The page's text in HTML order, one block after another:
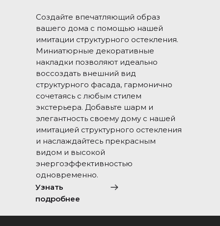
Создайте впечатляющий образ
вашего дома с помощью нашей
имитации структурного остекления.
Миниатюрные декоративные
накладки позволяют идеально
воссоздать внешний вид
структурного фасада, гармонично
сочетаясь с любым стилем
экстерьера. Добавьте шарм и
элегантность своему дому с нашей
имитацией структурного остекления
и наслаждайтесь прекрасным
видом и высокой
энергоэффективностью
одновременно.
Узнать
подробнее